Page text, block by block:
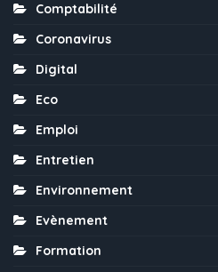
Comptabilité
Coronavirus
Digital
Eco
Emploi
Entretien
Environnement
Evènement
Formation